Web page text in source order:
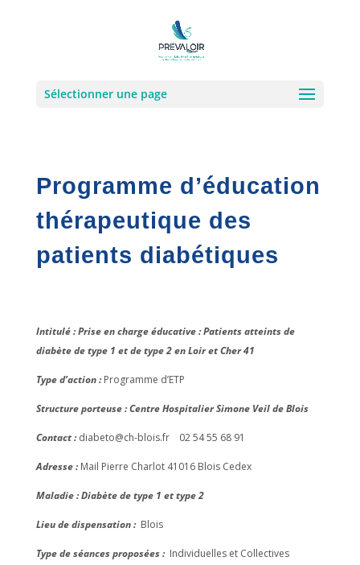
Sélectionner une page
Programme d’éducation
thérapeutique des
patients diabétiques
Intitulé : Prise en charge éducative : Patients atteints de
diabète de type 1 et de type 2 en Loir et Cher 41
Type d’action :Programme d’ETP
Structure porteuse : Centre Hospitalier Simone Veil de Blois
Contact :diabeto@ch-blois.fr 02 54 55 68 91
Adresse :Mail Pierre Charlot 41016 Blois Cedex
Maladie : Diabète de type 1 et type 2
Lieu de dispensation : Blois
Type de séances proposées : Individuelles et Collectives